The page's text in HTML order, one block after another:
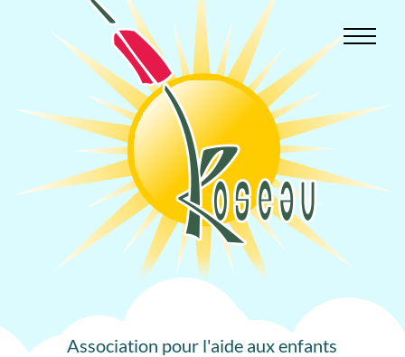
Association pour l'aide aux enfants